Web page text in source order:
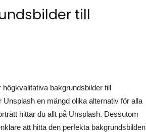
till
bakgrundsbilder till
en mängd olika alternativ för alla
hittar du allt på Unsplash. Dessutom
att hitta den perfekta bakgrundsbilden